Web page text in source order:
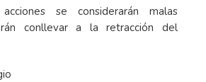
se considerarán malas
conllevar a la retracción del